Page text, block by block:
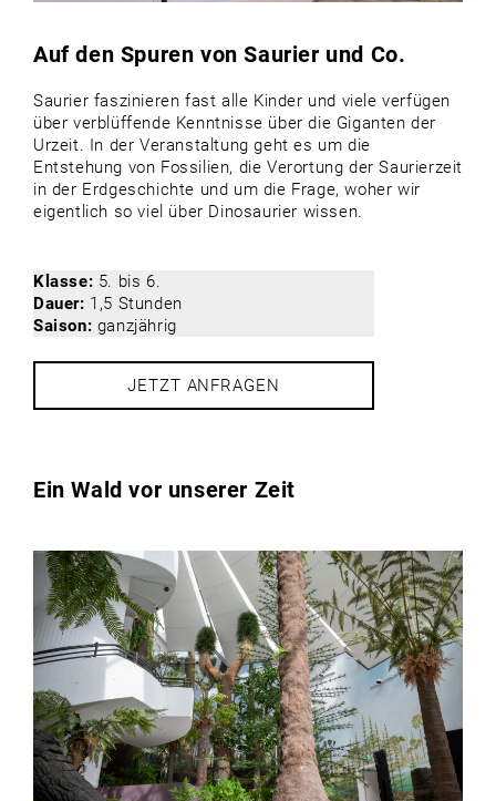
Auf den Spuren von Saurier und Co.
Saurier faszinieren fast alle Kinder und viele verfügen
über verblüffende Kenntnisse über die Giganten der
Urzeit. In der Veranstaltung geht es um die
Entstehung von Fossilien, die Verortung der Saurierzeit
in der Erdgeschichte und um die Frage, woher wir
eigentlich so viel über Dinosaurier wissen.
Klasse: 5. bis 6.
Dauer: 1,5 Stunden
Saison: ganzjährig
JETZT ANFRAGEN
Ein Wald vor unserer Zeit